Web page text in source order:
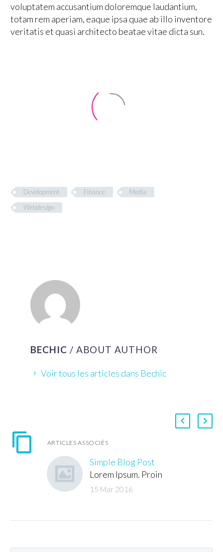
voluptatem accusantium doloremque laudantium,
totam rem aperiam, eaque ipsa quae ab illo inventore
veritatis et quasi architecto beatae vitae dicta sun.
Development Finance
Media
Webdesign
BECHIC / ABOUT AUTHOR
Voir tous les articles dans Bechic
ARTICLES ASSOCIÉS
Simple Blog Post
Lorem Ipsum. Proin
gravida nibh vel velit
bibendum auctor, nisi
nec sagittis sem nibh
15 Mar 2016